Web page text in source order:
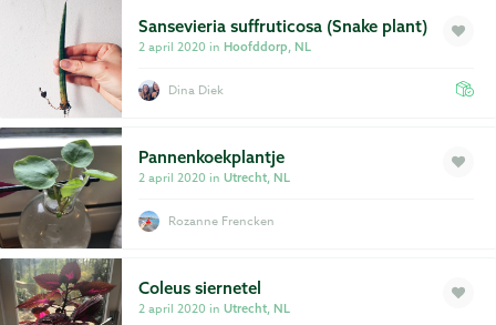
Sansevieria suffruticosa (Snake plant)
2 april 2020 in Hoofddorp, NL
Dina Diek
Pannenkoekplantje
2 april 2020 in Utrecht, NL
Rozanne Frencken
Coleus siernetel
2 april 2020 in Utrecht, NL